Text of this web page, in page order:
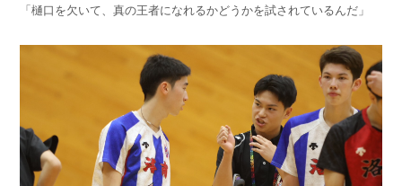
「樋口を欠いて、真の王者になれるかどうかを試されているんだ」